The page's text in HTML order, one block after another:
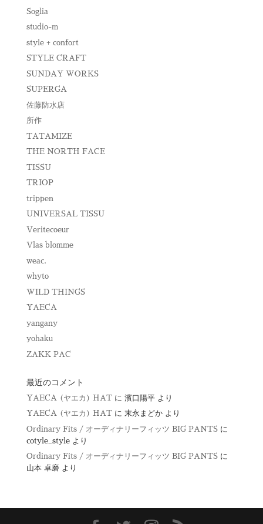
Soglia
studio-m
style + confort
STYLE CRAFT
SUNDAY WORKS
SUPERGA
佐藤防水店
所作
TATAMIZE
THE NORTH FACE
TISSU
TRIOP
trippen
UNIVERSAL TISSU
Veritecoeur
Vlas blomme
weac.
whyto
WILD THINGS
YAECA
yangany
yohaku
ZAKK PAC
最近のコメント
YAECA (ヤエカ) HATに 濱口陽平より
YAECA (ヤエカ) HATに 末永まどかより
Ordinary Fits / オーディナリーフィッツ BIG PANTSに
cotyle_styleより
Ordinary Fits / オーディナリーフィッツ BIG PANTSに
山本 卓磨より